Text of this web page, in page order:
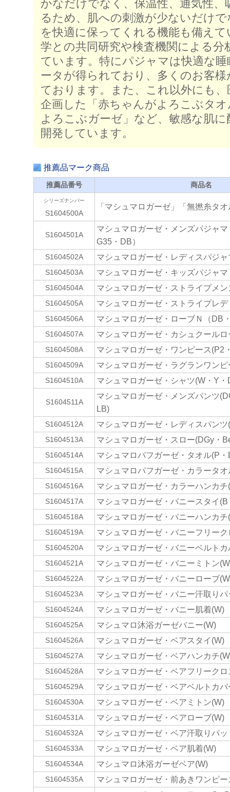
かなだけでなく、保温性、通気性
るため、肌への刺激が少ないだけ
を快適に保ってくれる機能も備え
学との共同研究や検査機関による分
ています。特にパジャマは快適な
ータが得られており、多くのお客
ております。また、これ以外にも
企画した「赤ちゃんがよろこぶタ
よろこぶガーゼ」など、敏感な肌
開発しています。
推薦品マーク商品
推薦品番号 商品名
シリーズナンバー
S1604500A
「マシュマロガーゼ」「無撚糸タ
S1604501A
マシュマロガーゼ・メンズパジャ
G35・DB）
S1604502A マシュマロガーゼ・レディスパジ
S1604503A マシュマロガーゼ・キッズパジャ
S1604504A マシュマロガーゼ・ストライプメ
S1604505A マシュマロガーゼ・ストライプレ
S1604506A マシュマロガーゼ・ローブＮ（DB
S1604507A マシュマロガーゼ・カシュクール
S1604508A マシュマロガーゼ・ワンピース(P2
S1604509A マシュマロガーゼ・ラグランワン
S1604510A マシュマロガーゼ・シャツ(W・Y
S1604511A
マシュマロガーゼ・メンズパンツ
LB)
S1604512A マシュマロガーゼ・レディスパン
S1604513A マシュマロガーゼ・スロー(DGy・
S1604514A マシュマロパフガーゼ・タオル(P
S1604515A マシュマロパフガーゼ・カラータ
S1604516A マシュマロガーゼ・カラーハンカ
S1604517A マシュマロガーゼ・バニースタイ
S1604518A マシュマロガーゼ・バニーハンカチ
S1604519A マシュマロガーゼ・バニーフリーク
S1604520A マシュマロガーゼ・バニーベルト
S1604521A マシュマロガーゼ・バニーミトン
S1604522A マシュマロガーゼ・バニーローブ
S1604523A マシュマロガーゼ・バニー汗取り
S1604524A マシュマロガーゼ・バニー肌着(W)
S1604525A マシュマロ沐浴ガーゼバニー(W)
S1604526A マシュマロガーゼ・ベアスタイ(W)
S1604527A マシュマロガーゼ・ベアハンカチ
S1604528A マシュマロガーゼ・ベアフリークロ
S1604529A マシュマロガーゼ・ベアベルトカバ
S1604530A マシュマロガーゼ・ベアミトン(W)
S1604531A マシュマロガーゼ・ベアローブ(W)
S1604532A マシュマロガーゼ・ベア汗取りパッ
S1604533A マシュマロガーゼ・ベア肌着(W)
S1604534A マシュマロ沐浴ガーゼベア(W)
S1604535A マシュマロガーゼ・前あきワンピ